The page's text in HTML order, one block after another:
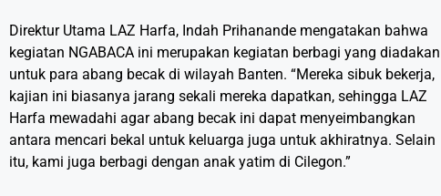
Direktur Utama LAZ Harfa, Indah Prihanande mengatakan bahwa
kegiatan NGABACA ini merupakan kegiatan berbagi yang diadakan
untuk para abang becak di wilayah Banten. “Mereka sibuk bekerja,
kajian ini biasanya jarang sekali mereka dapatkan, sehingga LAZ
Harfa mewadahi agar abang becak ini dapat menyeimbangkan
antara mencari bekal untuk keluarga juga untuk akhiratnya. Selain
itu, kami juga berbagi dengan anak yatim di Cilegon.”